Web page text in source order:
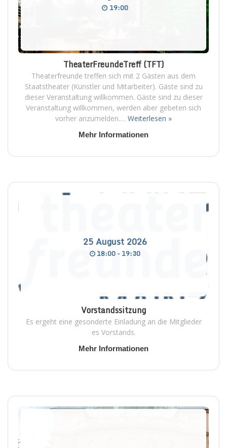
19:00
TheaterFreundeTreff (TFT)
Theaterfreunde treffen sich mit 2 Gästen aus dem
Staatstheater (Künstler und Mitarbeiter). Gäste sind zu
dieser Veranstaltung willkommen. Gäste sind zu dieser
Veranstaltung willkommen, werden aber gebeten sich
vorher anzumelden.… Weiterlesen »
Mehr Informationen
25 August 2026
18:00 - 19:30
Vorstandssitzung
Es ergeht eine gesonderte Einladung an die Mitglieder
es Vorstands.
Mehr Informationen